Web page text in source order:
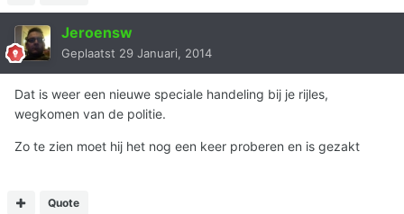
Jeroensw
Geplaatst 29 Januari, 2014
Dat is weer een nieuwe speciale handeling bij je rijles,
wegkomen van de politie.
Zo te zien moet hij het nog een keer proberen en is gezakt
Quote